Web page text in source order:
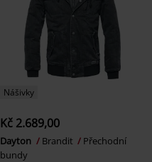
Nášivky
Kč 2.689,00
Dayton Brandit
Přechodní
bundy